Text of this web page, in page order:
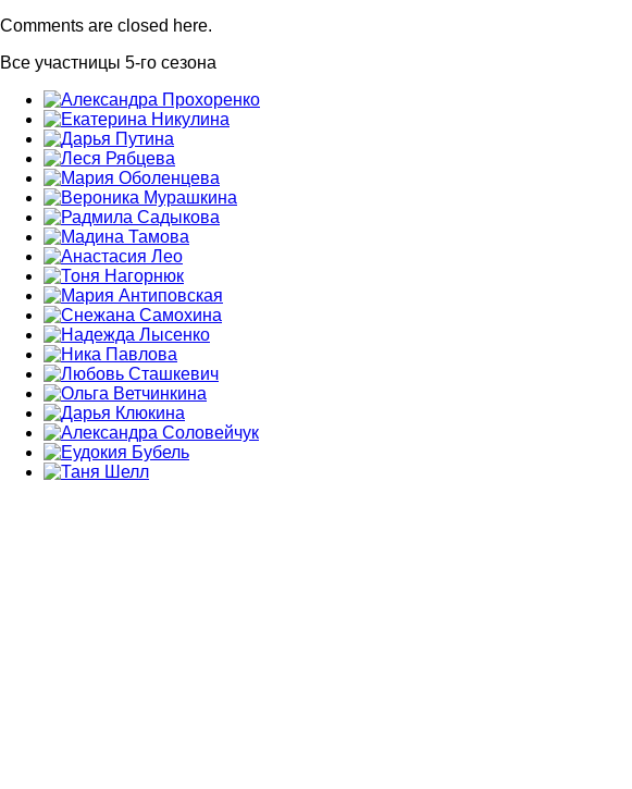
Comments are closed here.
Все участницы 5-го сезона